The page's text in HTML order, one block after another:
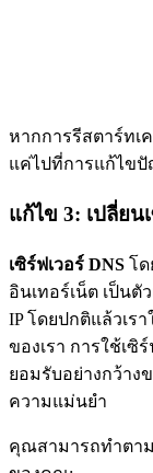
หากการรีสตาร์ทเ
แค่ไปที่การแก้ไข
แก้ไข 3: เปลี่ยน
เซิร์ฟเวอร์ DNS โ
อินเทอร์เน็ต เป็น
IP โดยปกติแล้วเร
ของเรา การใช้เซิ
ยอมรับอย่างกว้าง
ความแม่นยำ
คุณสามารถทำตาม